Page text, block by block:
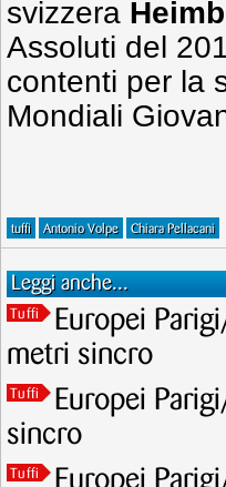
svizzera
Assoluti del
contenti per la
Mondiali
tuffi Antonio Volpe Chiara Pellacani
Leggi anche...
Tuffi
Europei
metri sincro
Tuffi
Europei
sincro
Tuffi
Europei